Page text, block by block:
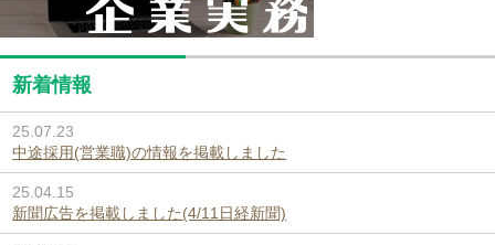
新着情報
25.07.23
中途採用(営業職)の情報を掲載しました
25.04.15
新聞広告を掲載しました(4/11日経新聞)